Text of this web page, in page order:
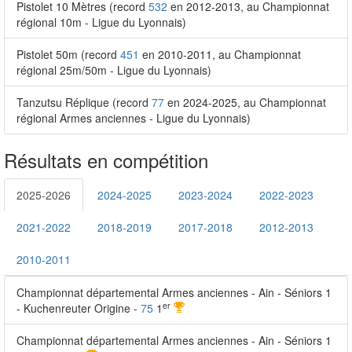
Pistolet 10 Mètres (record 532 en 2012-2013, au Championnat
régional 10m - Ligue du Lyonnais)
Pistolet 50m (record 451 en 2010-2011, au Championnat
régional 25m/50m - Ligue du Lyonnais)
Tanzutsu Réplique (record 77 en 2024-2025, au Championnat
régional Armes anciennes - Ligue du Lyonnais)
Résultats en compétition
2025-2026 2024-2025 2023-2024 2022-2023
2021-2022 2018-2019 2017-2018 2012-2013
2010-2011
Championnat départemental Armes anciennes - Ain - Séniors 1
- Kuchenreuter Origine - 75 1 er
Championnat départemental Armes anciennes - Ain - Séniors 1